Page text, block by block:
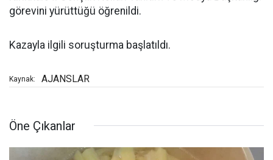
görevini yürüttüğü öğrenildi.
Kazayla ilgili soruşturma başlatıldı.
Kaynak: AJANSLAR
Öne Çıkanlar